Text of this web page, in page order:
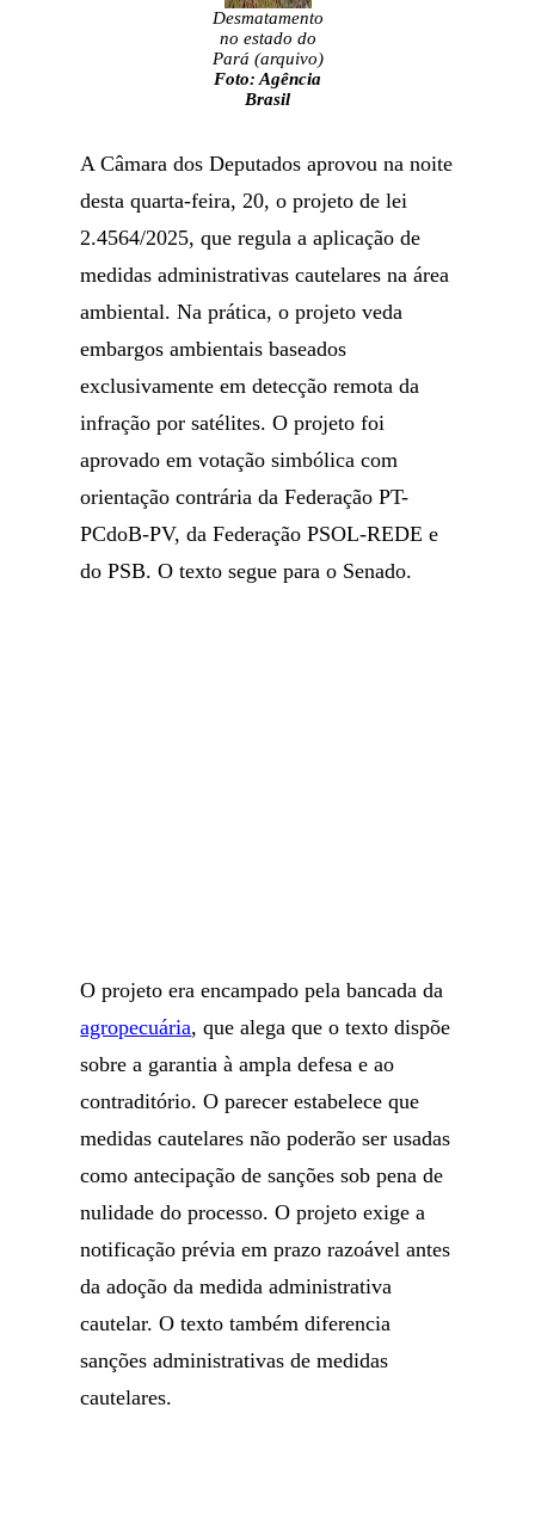
Desmatamento
no estado do
Pará (arquivo)
Foto: Agência
Brasil
A Câmara dos Deputados aprovou na noite
desta quarta-feira, 20, o projeto de lei
2.4564/2025, que regula a aplicação de
medidas administrativas cautelares na área
ambiental. Na prática, o projeto veda
embargos ambientais baseados
exclusivamente em detecção remota da
infração por satélites. O projeto foi
aprovado em votação simbólica com
orientação contrária da Federação PT-
PCdoB-PV, da Federação PSOL-REDE e
do PSB. O texto segue para o Senado.
O projeto era encampado pela bancada da
agropecuária, que alega que o texto dispõe
sobre a garantia à ampla defesa e ao
contraditório. O parecer estabelece que
medidas cautelares não poderão ser usadas
como antecipação de sanções sob pena de
nulidade do processo. O projeto exige a
notificação prévia em prazo razoável antes
da adoção da medida administrativa
cautelar. O texto também diferencia
sanções administrativas de medidas
cautelares.